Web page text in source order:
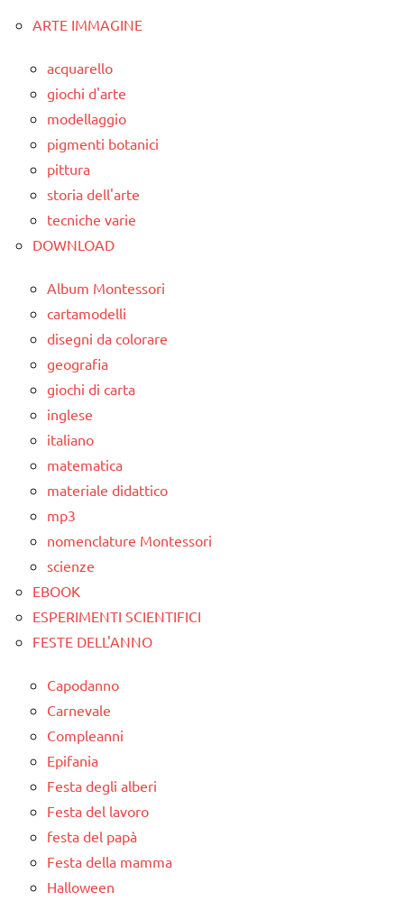
LINGUAGGIO
didattico
nomenclature
Montessori
psicogrammatica
Montessori
TUTTI GLI
PER ETA'
ARTICOLI
materiali
dai
DOWNLOAD
grammatica
DIDATTICA
italiano
LINGUAGGIO
MONTESSORI
materiale
didattico
nomenclature
psicogrammatica
TUTTI GLI
ARGOMENTI
PER ETA'
TUTTI GLI
classe
classi
medie
dettati
/ storia
materiale
vario
storia
TUTTI GLI
PER ETA'
TUTTI GLI
ARTICOLI
articoli
ARTE IMMAGINE
acquarello
giochi d'arte
modellaggio
pigmenti botanici
pittura
storia dell'arte
tecniche varie
DOWNLOAD
Album Montessori
cartamodelli
disegni da colorare
geografia
giochi di carta
inglese
italiano
matematica
materiale didattico
mp3
nomenclature Montessori
scienze
EBOOK
ESPERIMENTI SCIENTIFICI
FESTE DELL'ANNO
Capodanno
Carnevale
Compleanni
Epifania
Festa degli alberi
Festa del lavoro
festa del papà
Festa della mamma
Halloween